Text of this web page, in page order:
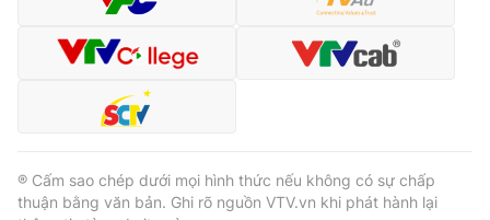
Video Shorts video
VTV Money
VTV Sức khoẻ Bất động sản
® Cấm sao chép dưới mọi hình thức nếu không có sự chấp
thuận bằng văn bản. Ghi rõ nguồn VTV.vn khi phát hành lại